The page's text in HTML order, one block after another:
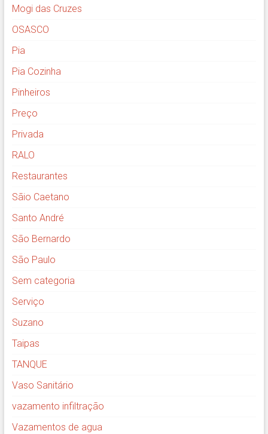
Mogi das Cruzes
OSASCO
Pia
Pia Cozinha
Pinheiros
Preço
Privada
RALO
Restaurantes
Sãio Caetano
Santo André
São Bernardo
São Paulo
Sem categoria
Serviço
Suzano
Taipas
TANQUE
Vaso Sanitário
vazamento infiltração
Vazamentos de agua